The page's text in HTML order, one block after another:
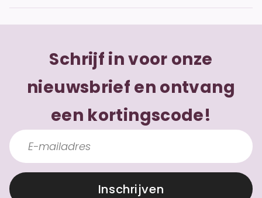
Schrijf in voor onze
nieuwsbrief en ontvang
een kortingscode!
Inschrijven